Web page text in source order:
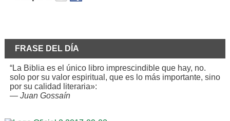
FRASE DEL DÍA
“La Biblia es el único libro imprescindible que hay, no.
solo por su valor espiritual, que es lo más importante, sino
por su calidad literaria»:
— Juan Gossaín